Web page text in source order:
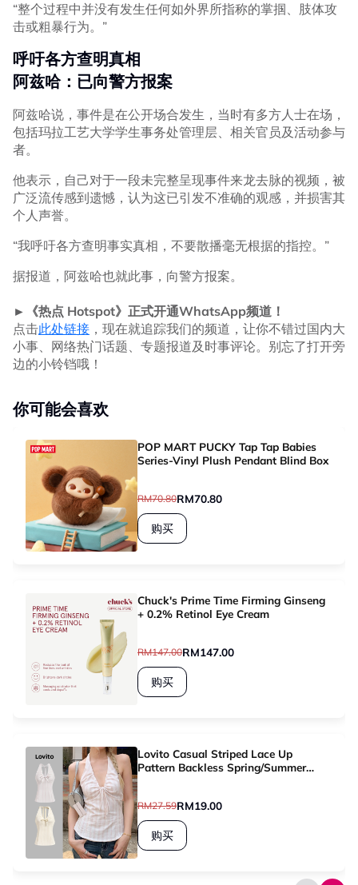
“整个过程中并没有发生任何如外界所指称的掌掴、肢体攻
击或粗暴行为。”
呼吁各方查明真相
阿兹哈：已向警方报案
阿兹哈说，事件是在公开场合发生，当时有多方人士在场，
包括玛拉工艺大学学生事务处管理层、相关官员及活动参与
者。
他表示，自己对于一段未完整呈现事件来龙去脉的视频，被
广泛流传感到遗憾，认为这已引发不准确的观感，并损害其
个人声誉。
“我呼吁各方查明事实真相，不要散播毫无根据的指控。”
据报道，阿兹哈也就此事，向警方报案。
►《热点 Hotspot》正式开通WhatsApp频道！
点击此处链接 ，现在就追踪我们的频道，让你不错过国内大
小事、网络热门话题、专题报道及时事评论。别忘了打开旁
边的小铃铛哦！
你可能会喜欢
POP MART PUCKY Tap Tap Babies
Series-Vinyl Plush Pendant Blind Box
RM70.80RM70.80
购买
Chuck's Prime Time Firming Ginseng
+ 0.2% Retinol Eye Cream
RM147.00RM147.00
购买
Lovito Casual Striped Lace Up
Pattern Backless Spring/Summer
RM27.59RM19.00
购买